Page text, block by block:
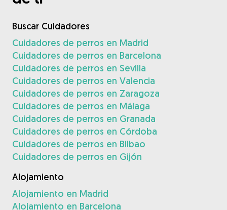
Buscar Cuidadores
Cuidadores de perros en Madrid
Cuidadores de perros en Barcelona
Cuidadores de perros en Sevilla
Cuidadores de perros en Valencia
Cuidadores de perros en Zaragoza
Cuidadores de perros en Málaga
Cuidadores de perros en Granada
Cuidadores de perros en Córdoba
Cuidadores de perros en Bilbao
Cuidadores de perros en Gijón
Alojamiento
Alojamiento en Madrid
Alojamiento en Barcelona